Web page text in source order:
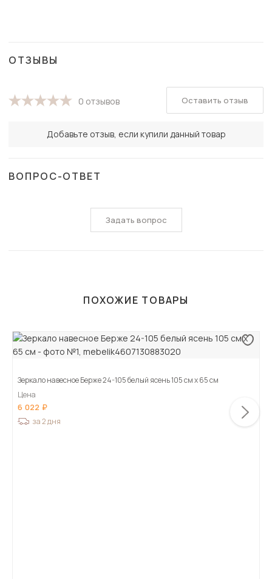
ОТЗЫВЫ
0 отзывов
Добавьте отзыв, если купили данный товар
Оставить отзыв
ВОПРОС-ОТВЕТ
Задать вопрос
ПОХОЖИЕ ТОВАРЫ
Зеркало навесное Берже 24-105 белый ясень 105 см х 65 см
Цена
6 022
за 2 дня